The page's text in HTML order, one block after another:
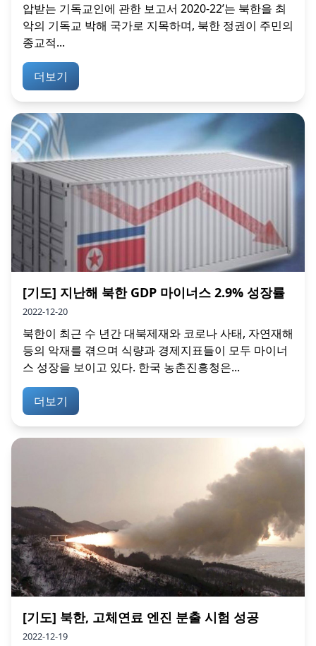
압받는 기독교인에 관한 보고서 2020-22’는 북한을 최
악의 기독교 박해 국가로 지목하며, 북한 정권이 주민의
종교적...
더보기
[기도] 지난해 북한 GDP 마이너스 2.9% 성장률
2022-12-20
북한이 최근 수 년간 대북제재와 코로나 사태, 자연재해
등의 악재를 겪으며 식량과 경제지표들이 모두 마이너
스 성장을 보이고 있다. 한국 농촌진흥청은...
더보기
[기도] 북한, 고체연료 엔진 분출 시험 성공
2022-12-19